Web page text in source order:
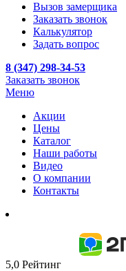
Вызов замерщика
Заказать звонок
Калькулятор
Задать вопрос
8 (347) 298-34-53
Заказать звонок
Меню
Акции
Цены
Каталог
Наши работы
Видео
О компании
Контакты
5,0 Рейтинг